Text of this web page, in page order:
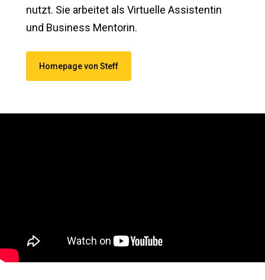
nutzt. Sie arbeitet als Virtuelle Assistentin
und Business Mentorin.
Homepage von Steff